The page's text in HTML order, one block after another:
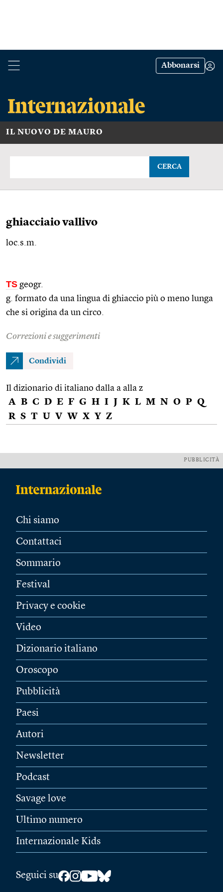
Abbonarsi
IL NUOVO DE MAURO
CERCA
ghiacciaio vallivo
loc.s.m.
TS geogr.
g. formato da una lingua di ghiaccio più o meno lunga
che si origina da un circo.
Correzioni e suggerimenti
Condividi
Il dizionario di italiano dalla a alla z
A B C D E F G H I J K L M N O P Q
R S T U V W X Y Z
PUBBLICITÀ
Chi siamo
Contattaci
Sommario
Festival
Privacy e cookie
Video
Dizionario italiano
Oroscopo
Pubblicità
Paesi
Autori
Newsletter
Podcast
Savage love
Ultimo numero
Internazionale Kids
Seguici su